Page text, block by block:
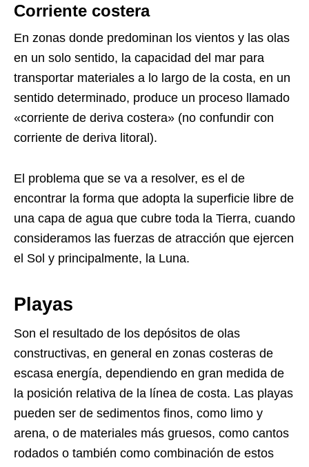
Corriente costera
En zonas donde predominan los vientos y las olas
en un solo sentido, la capacidad del mar para
transportar materiales a lo largo de la costa, en un
sentido determinado, produce un proceso llamado
«corriente de deriva costera» (no confundir con
corriente de deriva litoral).
El problema que se va a resolver, es el de
encontrar la forma que adopta la superficie libre de
una capa de agua que cubre toda la Tierra, cuando
consideramos las fuerzas de atracción que ejercen
el Sol y principalmente, la Luna.
Playas
Son el resultado de los depósitos de olas
constructivas, en general en zonas costeras de
escasa energía, dependiendo en gran medida de
la posición relativa de la línea de costa. Las playas
pueden ser de sedimentos finos, como limo y
arena, o de materiales más gruesos, como cantos
rodados o también como combinación de estos